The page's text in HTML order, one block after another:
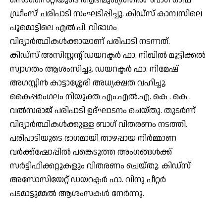
ഡ്രീംസ്’ പരിപാടി സംഘടിപ്പിച്ചു. കിഡ്‌സ് കാമ്പസിലെ
പൂമൊട്ടിലെ എൽ.പി. വിഭാഗം
വിദ്യാർത്ഥികൾക്കായാണ് പരിപാടി നടന്നത്.
കിഡ്‌സ് അസിസ്റ്റന്റ് ഡയറക്ടർ ഫാ. നിഖിൽ മൂട്ടിക്കൽ
സ്വാഗതം ആശംസിച്ചു. ഡയറക്ടർ ഫാ. നിമേഷ്
അഗസ്റ്റിൻ കാട്ടാശ്ശേരി അധ്യക്ഷത വഹിച്ചു.
കൈപ്പമംഗലം നിയുക്ത എം.എൽ.എ. കെ . കെ .
വൽസരാജ് പരിപാടി ഉദ്ഘാടനം ചെയ്തു. തുടർന്ന്
വിദ്യാർത്ഥികൾക്കുള്ള ബാഗ് വിതരണം നടത്തി.
പരിപാടിയുടെ ഭാഗമായി താഴപ്പായ നിർമ്മാണ
വർക്ക്‌ഷോപ്പിൽ പങ്കെടുത്ത അംഗങ്ങൾക്ക്
സർട്ടിഫിക്കറ്റുകളും വിതരണം ചെയ്തു. കിഡ്‌സ്
അസോസിയേറ്റ് ഡയറക്ടർ ഫാ. വിനു പീറ്റർ
പടമാട്ടുമ്മൽ ആശംസകൾ നേർന്നു.